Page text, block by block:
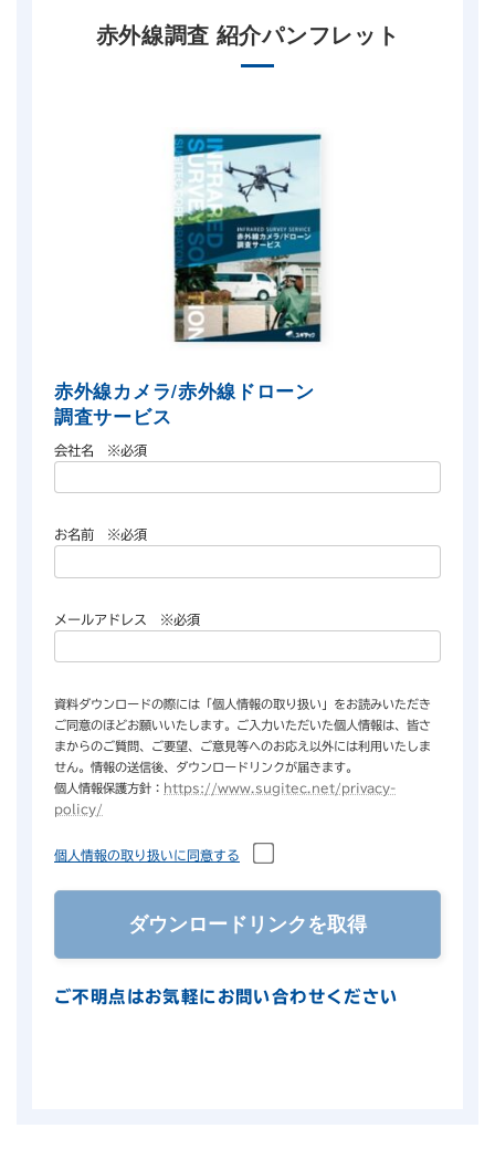
赤外線調査 紹介パンフレット
赤外線カメラ/赤外線ドローン
調査サービス
会社名 ※必須
お名前 ※必須
メールアドレス ※必須
資料ダウンロードの際には「個人情報の取り扱い」をお読みいただき
ご同意のほどお願いいたします。ご入力いただいた個人情報は、皆さ
まからのご質問、ご要望、ご意見等へのお応え以外には利用いたしま
せん。情報の送信後、ダウンロードリンクが届きます。
個人情報保護方針： https://www.sugitec.net/privacy-
policy/
個人情報の取り扱いに同意する
ご不明点はお気軽にお問い合わせください